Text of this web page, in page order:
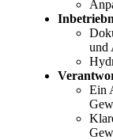
und
Ein